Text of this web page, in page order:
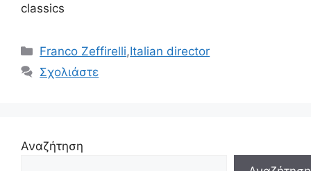
classics
Κατηγορίες
Franco Zeffirelli,Italian director
Σχολιάστε
Αναζήτηση